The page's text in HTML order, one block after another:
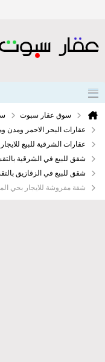
سوق عقار سبوت
عقارات البحر الاحمر
عقارات الشرقية للبيع
شقق للبيع في الشرقية
شقق للبيع في الزقازيق
شقة مفروشة للايجار بحي